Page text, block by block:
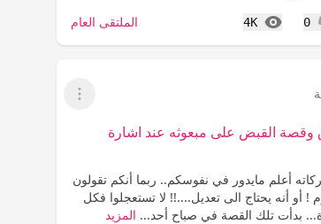
إعجاب
0
4K
المشاهدات الملتقى العام
عرض القائمة
وقصة القبض على مبعوثه عند اشارة
أعلم مايدور في نفوسكم.. ربما أنكم تقولون
! أو أنه يحتاج الى تعديل....!! لا تستعجلوا فكل
بدأت تلك القصة في صباح أحد... المزيد